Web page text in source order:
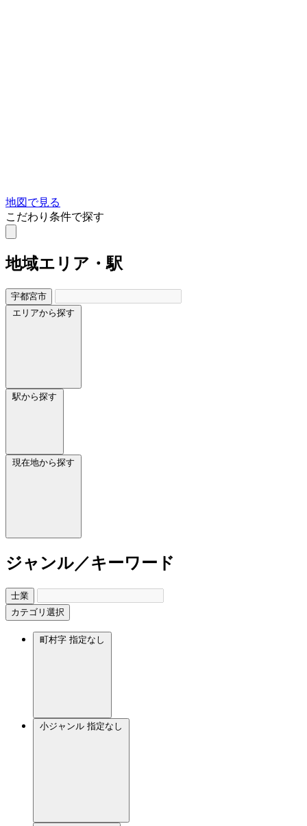
地図で見る
こだわり条件で探す
地域エリア・駅
宇都宮市
エリアから探す
駅から探す
現在地から探す
ジャンル／キーワード
士業
カテゴリ選択
町村字 指定なし
小ジャンル 指定なし